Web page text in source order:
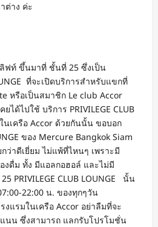
ต่าง ค่ะ
ฟท์ ขึ้นมาที่ ชั้นที่ 25 ซึ่งเป็น
ที่จะเปิดบริการสำหรับแขกที่
หรือเป็นสมาชิก Le club Accor
ได้ไปใช้ บริการ PRIVILEGE CLUB
นเครือ Accor ด้วยกันนั้น ขอบอก
ของ Mercure Bangkok Siam
ว่าดีเยี่ยม ไม่แพ้ที่ไหนๆ เพราะมี
งดื่ม ทั้ง มีแอลกอฮอล์ และไม่มี
PRIVILEGE CLUB LOUNGE นั้น
22:00 น. ของทุกๆวัน
แรมในเครือ Accor อย่าลืมที่จะ
นน ซึ่งสามารถ แลกรับโปรโมชั่น